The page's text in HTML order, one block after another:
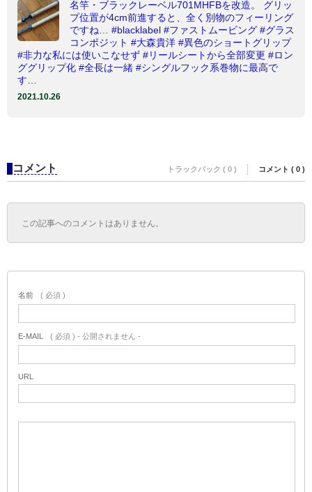
名竿・ブラックレーベル701MHFBを改造。 グリッ
プ位置が4cm前進すると、全く別物のフィーリング
ですね… #blacklabel #ファストムービング #グラス
コンポジット #大森貴洋 #異色のショートグリップ
#非力な私には使いこなせず #リールシートから全部変更 #ロン
ググリップ化 #全長は一緒 #シングルフック系巻物に最高で
す…
2021.10.26
コメント トラックバック ( 0 ) コメント ( 0 )
この記事へのコメントはありません。
名前 ( 必須 )
E-MAIL ( 必須 ) - 公開されません -
URL